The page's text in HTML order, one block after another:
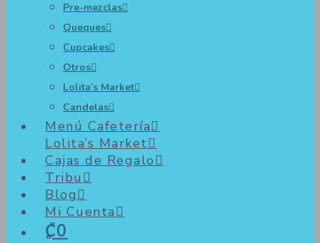
Pre-mezclas
Queques
Cupcakes
Otros
Lolita’s Market
Candelas
Menú Cafetería
Lolita’s Market
Cajas de Regalo
Tribu
Blog
Mi Cuenta
₡0